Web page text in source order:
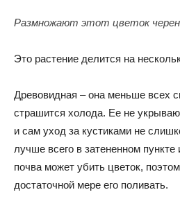
Размножают этот цветок
Это растение делится на
Древовидная – она меньше всех
страшится холода. Ее не
и сам уход за кустиками не
лучше всего в затененном
почва может убить цветок,
достаточной мере его поливать.